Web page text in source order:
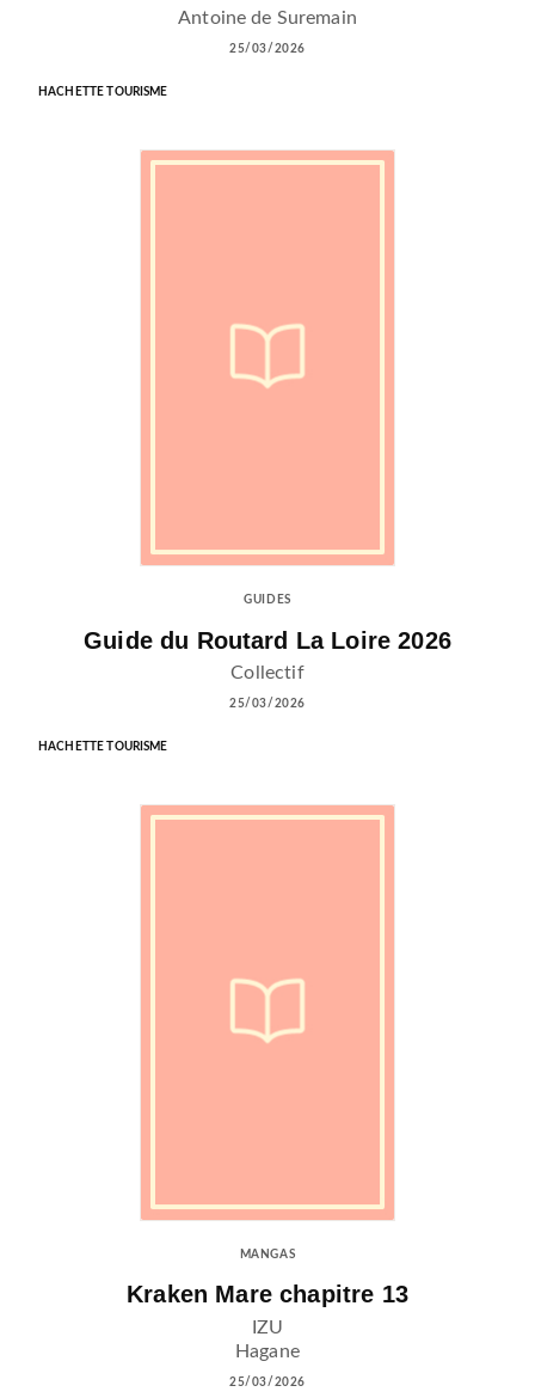
Antoine de Suremain
25/03/2026
HACHETTE TOURISME
GUIDES
Guide du Routard La Loire 2026
Collectif
25/03/2026
HACHETTE TOURISME
MANGAS
Kraken Mare chapitre 13
IZU
Hagane
25/03/2026